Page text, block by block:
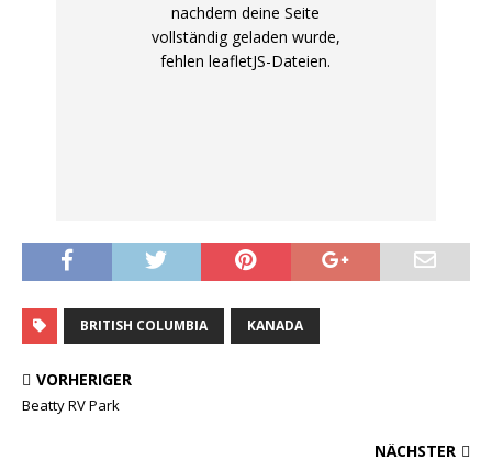
nachdem deine Seite
vollständig geladen wurde,
fehlen leafletJS-Dateien.
BRITISH COLUMBIA KANADA
VORHERIGER
Beatty RV Park
NÄCHSTER